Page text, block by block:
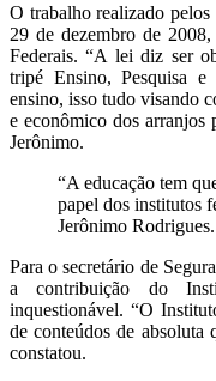
O trabalho realizado
29 de dezembro de
Federais. “A lei diz ser
tripé Ensino, Pesquisa e
ensino, isso tudo visando
e econômico dos
Jerônimo.
“A educação tem
papel dos institutos
Jerônimo Rodrigues.
Para o secretário de
a contribuição do
inquestionável. “O
de conteúdos de absoluta
constatou.